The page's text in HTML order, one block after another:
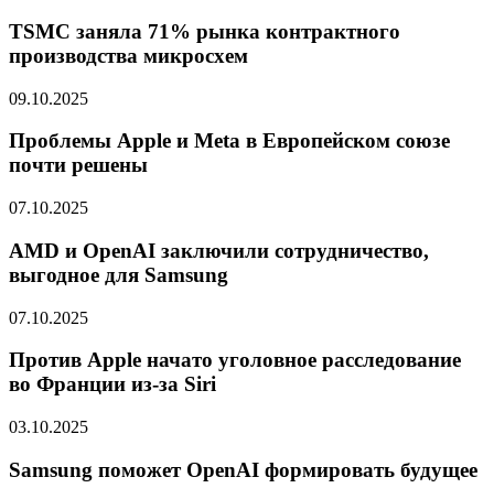
TSMC заняла 71% рынка контрактного
производства микросхем
09.10.2025
Проблемы Apple и Meta в Европейском союзе
почти решены
07.10.2025
AMD и OpenAI заключили сотрудничество,
выгодное для Samsung
07.10.2025
Против Apple начато уголовное расследование
во Франции из-за Siri
03.10.2025
Samsung поможет OpenAI формировать будущее